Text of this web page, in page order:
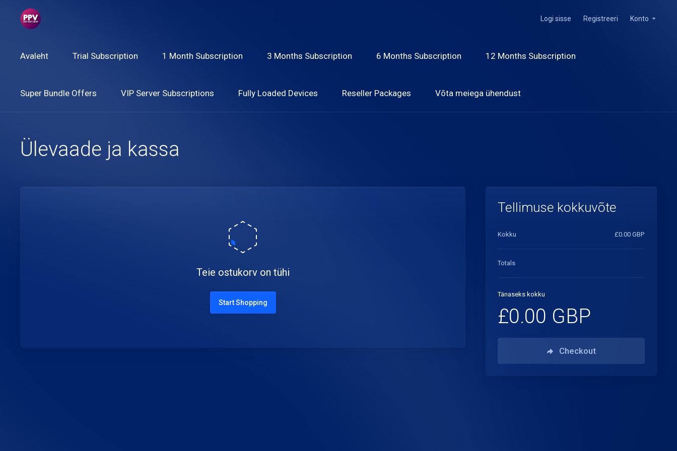
Logi sisse Registreeri Konto
Avaleht Trial Subscription 1 Month Subscription 3 Months Subscription 6 Months Subscription 12 Months Subscription
Super Bundle Offers VIP Server Subscriptions Fully Loaded Devices Reseller Packages Võta meiega ühendust
Ülevaade ja kassa
Teie ostukorv on tühi
Start Shopping
Tellimuse kokkuvõte
Kokku £0.00 GBP
Totals
Tänaseks kokku
£0.00 GBP
Checkout